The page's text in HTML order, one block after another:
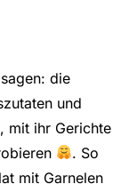
die
und
mit ihr Gerichte
. So
mit Garnelen